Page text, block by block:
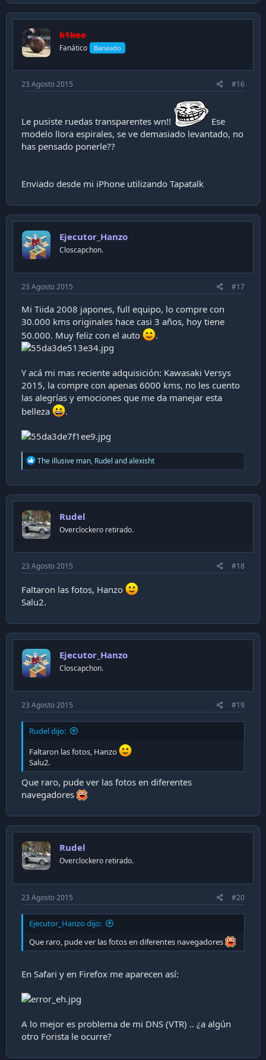
c
t
o
n
s
k1kee
Fanático Baneado
23 Agosto 2015 #16
Le pusiste ruedas transparentes wn!!
Ese
modelo llora espirales, se ve demasiado levantado, no
has pensado ponerle??
Enviado desde mi iPhone utilizando Tapatalk
Ejecutor_Hanzo
Closcapchon.
23 Agosto 2015 #17
Mi Tiida 2008 japones, full equipo, lo compre con
30.000 kms originales hace casi 3 años, hoy tiene
50.000. Muy feliz con el auto
.
Y acá mi mas reciente adquisición: Kawasaki Versys
2015, la compre con apenas 6000 kms, no les cuento
las alegrías y emociones que me da manejar esta
belleza
.
R
e
c
t
o
n
s
The illusive man, Rudel andalexisht
Rudel
Overclockero retirado.
23 Agosto 2015 #18
Faltaron las fotos, Hanzo
Salu2.
Ejecutor_Hanzo
Closcapchon.
23 Agosto 2015 #19
Rudel dijo:
Faltaron las fotos, Hanzo
Salu2.
Que raro, pude ver las fotos en diferentes
navegadores
Rudel
Overclockero retirado.
23 Agosto 2015 #20
Ejecutor_Hanzo dijo:
Que raro, pude ver las fotos en diferentes navegadores
En Safari y en Firefox me aparecen así:
A lo mejor es problema de mi DNS (VTR) .. ¿a algún
otro Forista le ocurre?